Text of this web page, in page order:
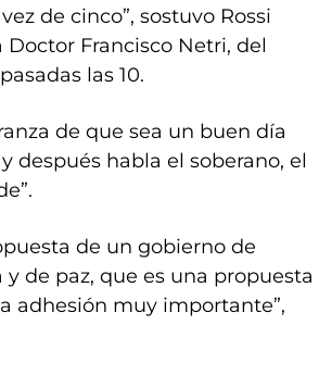
de cinco”, sostuvo Rossi
Francisco Netri, del
las 10.
de que sea un buen día
después habla el soberano, el
de un gobierno de
de paz, que es una propuesta
adhesión muy importante”,